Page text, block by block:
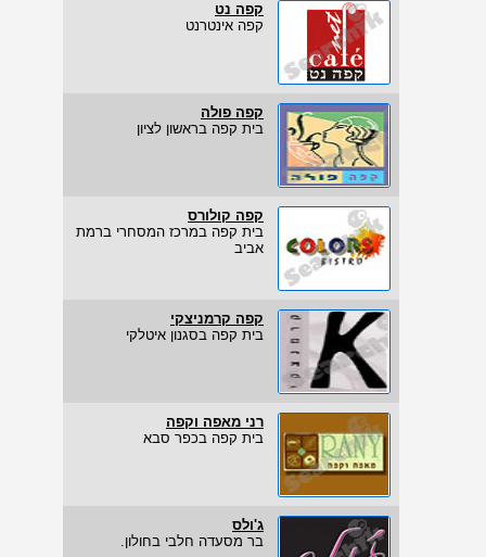
קפה נט
קפה אינטרנט
קפה פולה
בית קפה בראשון לציון
קפה קולורס
בית קפה במרכז המסחרי ברמת
אביב
קפה קרמניצקי
בית קפה בסגנון איטלקי
רני מאפה וקפה
בית קפה בכפר סבא
ג'ולס
בר מסעדה חלבי בחולון.